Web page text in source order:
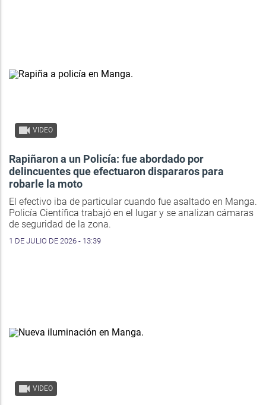
VIDEO
Rapiñaron a un Policía: fue abordado por
delincuentes que efectuaron dispararos para
robarle la moto
El efectivo iba de particular cuando fue asaltado en Manga.
Policía Científica trabajó en el lugar y se analizan cámaras
de seguridad de la zona.
1 DE JULIO DE 2026 - 13:39
VIDEO